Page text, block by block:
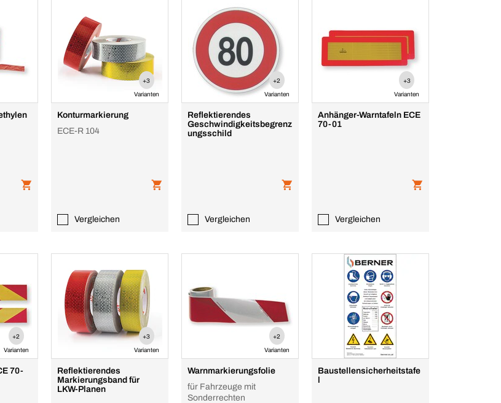
+3
Varianten
Konturmarkierung
ECE-R 104
Vergleichen
+2
Varianten
Reflektierendes
Geschwindigkeitsbegrenz
ungsschild
Vergleichen
+3
Varianten
Anhänger-Warntafeln ECE
70-01
Vergleichen
+2
Varianten
70-
+3
Varianten
Reflektierendes
Markierungsband für
LKW-Planen
+2
Varianten
Warnmarkierungsfolie
für Fahrzeuge mit
Sonderrechten
Baustellensicherheitstafe